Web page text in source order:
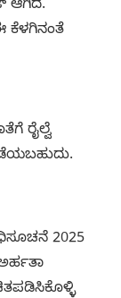
ಆಗಿದೆ.
ಕೆಳಗಿನಂತೆ
ರೈಲ್ವೆ
2025